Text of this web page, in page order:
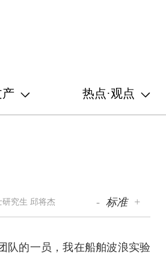
热点·观点
研究生 邱将杰 - 标准 +
队的一员，我在船舶波浪实验